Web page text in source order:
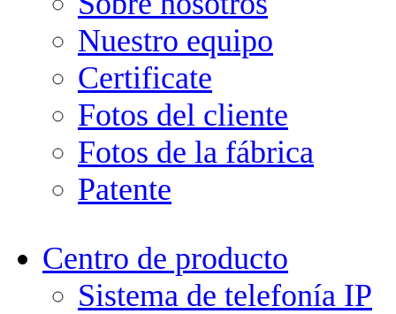
Nuestro equipo
Certificate
Fotos del cliente
Fotos de la fábrica
Patente
Centro de producto
Sistema de telefonía IP